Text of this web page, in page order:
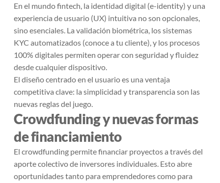
En el mundo fintech, la identidad digital (e-identity) y una
experiencia de usuario (UX) intuitiva no son opcionales,
sino esenciales. La validación biométrica, los sistemas
KYC automatizados (conoce a tu cliente), y los procesos
100% digitales permiten operar con seguridad y fluidez
desde cualquier dispositivo.
El diseño centrado en el usuario es una ventaja
competitiva clave: la simplicidad y transparencia son las
nuevas reglas del juego.
Crowdfunding y nuevas formas
de financiamiento
El crowdfunding permite financiar proyectos a través del
aporte colectivo de inversores individuales. Esto abre
oportunidades tanto para emprendedores como para